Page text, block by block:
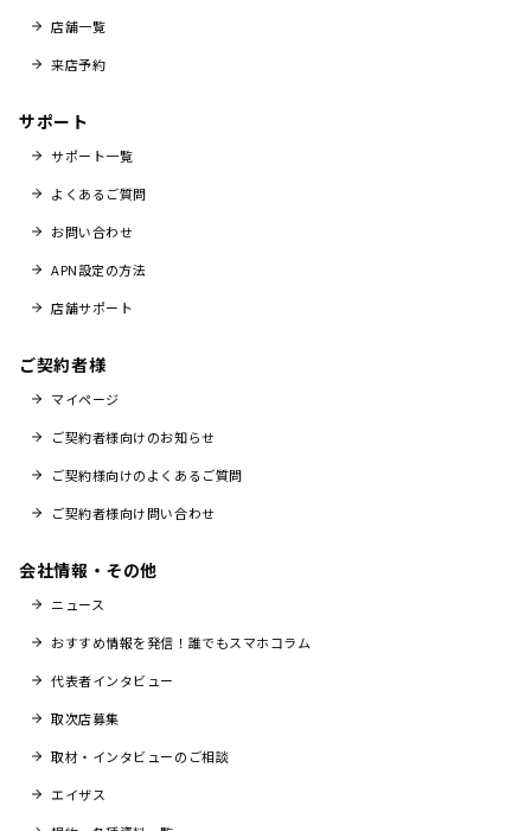
店舗一覧
来店予約
サポート
サポート一覧
よくあるご質問
お問い合わせ
APN設定の方法
店舗サポート
ご契約者様
マイページ
ご契約者様向けのお知らせ
ご契約様向けのよくあるご質問
ご契約者様向け問い合わせ
会社情報・その他
ニュース
おすすめ情報を発信！誰でもスマホコラム
代表者インタビュー
取次店募集
取材・インタビューのご相談
エイザス